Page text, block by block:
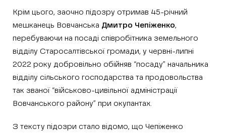
Крім цього, заочно підозру отримав 45-річний
мешканець Вовчанська Дмитро Чепіженко,
перебуваючи на посаді співробітника земельного
відділу Старосалтівської громади, у червні-липні
2022 року добровільно обійняв “посаду” начальника
відділу сільського господарства та продовольства
так званої “військово-цивільної адміністрації
Вовчанського району” при окупантах.
З тексту підозри стало відомо, що Чепіженко